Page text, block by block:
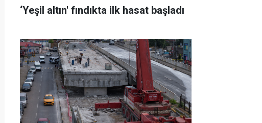
‘Yeşil altın' fındıkta ilk hasat başladı